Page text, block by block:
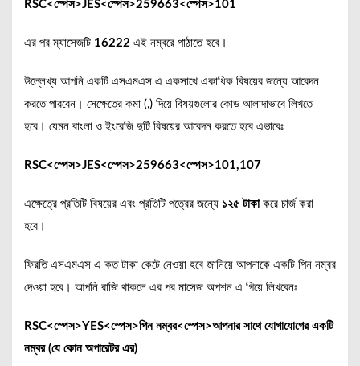
RSC<স্পেস>JES<স্পেস>259663<স্পেস>101
এর পর ম্যাসেজটি 16222 এই নম্বরে পাঠাতে হবে।
উল্লেখ্য আপনি একটি এসএমএস এ একসাথে একাধিক বিষয়ের জন্যে আবেদন
করতে পারবেন। সেক্ষেত্রে কমা (,) দিয়ে বিষয়গুলোর কোড আলাদাভাবে লিখতে
হবে। যেমন বাংলা ও ইংরেজি দুটি বিষয়ের আবেদন করতে হবে এভাবেঃ
RSC<স্পেস>JES<স্পেস>259663<স্পেস>101,107
এক্ষেত্রে প্রতিটি বিষয়ের এবং প্রতিটি পত্রের জন্যে ১২৫ টাকাকরে চার্জ করা
হবে।
ফিরতি এসএমএস এ কত টাকা কেটে নেওয়া হবে জানিয়ে আপনাকে একটি পিন নম্বর
দেওয়া হবে। আপনি রাজি থাকলে এর পর মাসেজ অপশন এ গিয়ে লিখবেনঃ
RSC<স্পেস>YES<স্পেস>পিন নম্বর<স্পেস>আপনার সাথে যোগাযোগের একটি
নম্বর (যে কোন অপারেটর এর)